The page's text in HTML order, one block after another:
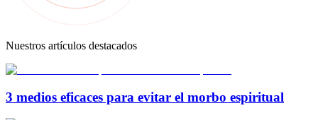
Nuestros artículos destacados
3 medios eficaces para evitar el morbo espiritual